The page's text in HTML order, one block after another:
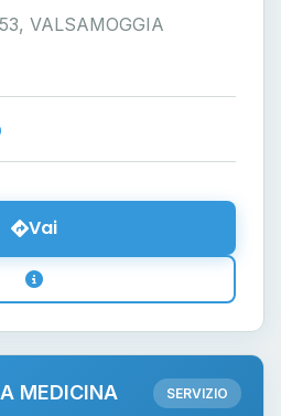
VALSAMOGGIA
Vai
MEDICINA SERVIZIO